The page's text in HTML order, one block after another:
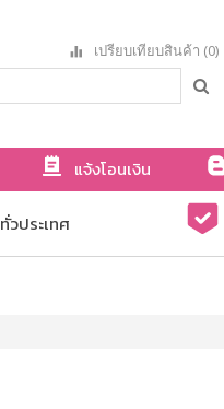
เปรียบเทียบสินค้า (0)
แจ้งโอนเงิน
ประเทศ